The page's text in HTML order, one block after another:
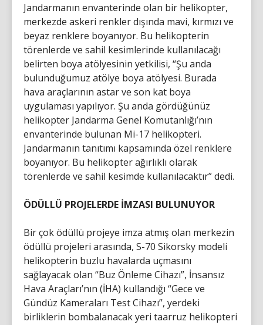
Jandarmanın envanterinde olan bir helikopter,
merkezde askeri renkler dışında mavi, kırmızı ve
beyaz renklere boyanıyor. Bu helikopterin
törenlerde ve sahil kesimlerinde kullanılacağı
belirten boya atölyesinin yetkilisi, “Şu anda
bulunduğumuz atölye boya atölyesi. Burada
hava araçlarının astar ve son kat boya
uygulaması yapılıyor. Şu anda gördüğünüz
helikopter Jandarma Genel Komutanlığı’nın
envanterinde bulunan Mi-17 helikopteri.
Jandarmanın tanıtımı kapsamında özel renklere
boyanıyor. Bu helikopter ağırlıklı olarak
törenlerde ve sahil kesimde kullanılacaktır” dedi.
ÖDÜLLÜ PROJELERDE İMZASI BULUNUYOR
Bir çok ödüllü projeye imza atmış olan merkezin
ödüllü projeleri arasında, S-70 Sikorsky modeli
helikopterin buzlu havalarda uçmasını
sağlayacak olan “Buz Önleme Cihazı”, İnsansız
Hava Araçları’nın (İHA) kullandığı “Gece ve
Gündüz Kameraları Test Cihazı”, yerdeki
birliklerin bombalanacak yeri taarruz helikopteri